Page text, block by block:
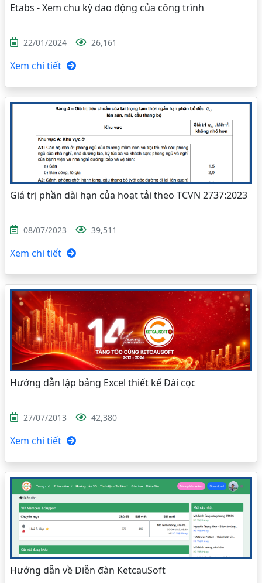
Etabs - Xem chu kỳ dao động của công trình
22/01/2024 26,161
Xem chi tiết
Giá trị phần dài hạn của hoạt tải theo TCVN 2737:2023
08/07/2023 39,511
Xem chi tiết
Hướng dẫn lập bảng Excel thiết kế Đài cọc
27/07/2013 42,380
Xem chi tiết
Hướng dẫn về Diễn đàn KetcauSoft